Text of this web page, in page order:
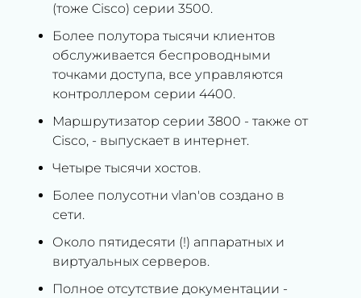
(тоже Cisco) серии 3500.
Более полутора тысячи клиентов
обслуживается беспроводными
точками доступа, все управляются
контроллером серии 4400.
Маршрутизатор серии 3800 - также от
Cisco, - выпускает в интернет.
Четыре тысячи хостов.
Более полусотни vlan'ов создано в
сети.
Около пятидесяти (!) аппаратных и
виртуальных серверов.
Полное отсутствие документации -